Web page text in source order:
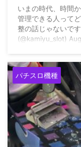
らいいるの？
いまの時代、時間
管理できる人って
整の話じゃないで
(@kamiyu_slot)
パチスロ機種